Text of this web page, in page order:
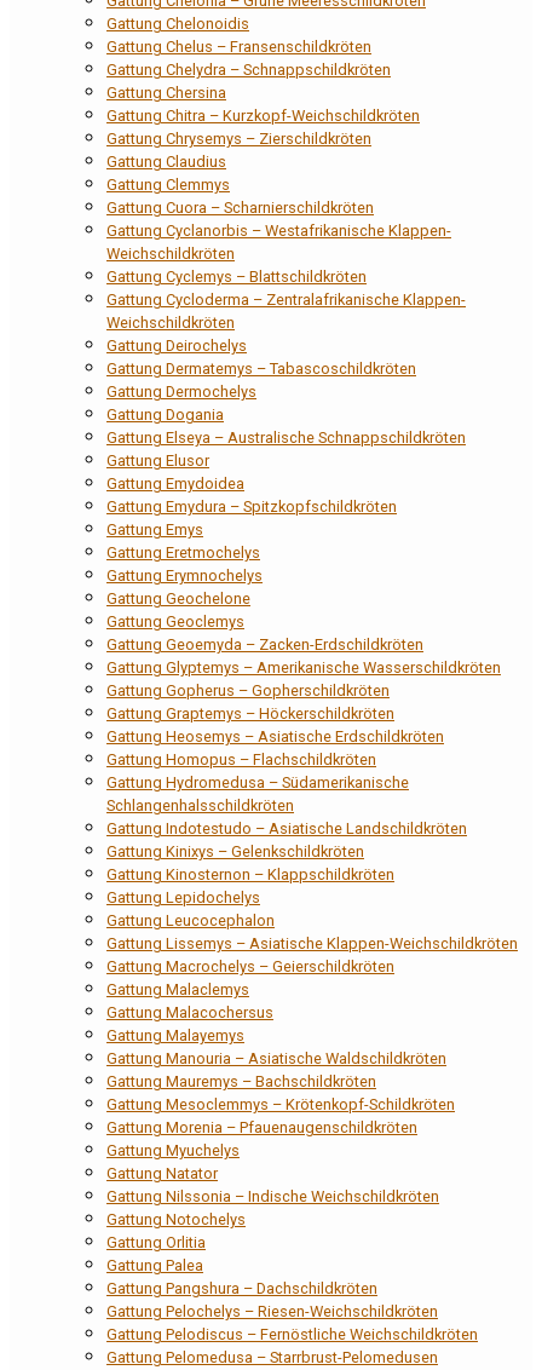
Gattung Chelonoidis
Gattung Chelus – Fransenschildkröten
Gattung Chelydra – Schnappschildkröten
Gattung Chersina
Gattung Chitra – Kurzkopf-Weichschildkröten
Gattung Chrysemys – Zierschildkröten
Gattung Claudius
Gattung Clemmys
Gattung Cuora – Scharnierschildkröten
Gattung Cyclanorbis – Westafrikanische Klappen-
Weichschildkröten
Gattung Cyclemys – Blattschildkröten
Gattung Cycloderma – Zentralafrikanische Klappen-
Weichschildkröten
Gattung Deirochelys
Gattung Dermatemys – Tabascoschildkröten
Gattung Dermochelys
Gattung Dogania
Gattung Elseya – Australische Schnappschildkröten
Gattung Elusor
Gattung Emydoidea
Gattung Emydura – Spitzkopfschildkröten
Gattung Emys
Gattung Eretmochelys
Gattung Erymnochelys
Gattung Geochelone
Gattung Geoclemys
Gattung Geoemyda – Zacken-Erdschildkröten
Gattung Glyptemys – Amerikanische Wasserschildkröten
Gattung Gopherus – Gopherschildkröten
Gattung Graptemys – Höckerschildkröten
Gattung Heosemys – Asiatische Erdschildkröten
Gattung Homopus – Flachschildkröten
Gattung Hydromedusa – Südamerikanische
Schlangenhalsschildkröten
Gattung Indotestudo – Asiatische Landschildkröten
Gattung Kinixys – Gelenkschildkröten
Gattung Kinosternon – Klappschildkröten
Gattung Lepidochelys
Gattung Leucocephalon
Gattung Lissemys – Asiatische Klappen-Weichschildkröten
Gattung Macrochelys – Geierschildkröten
Gattung Malaclemys
Gattung Malacochersus
Gattung Malayemys
Gattung Manouria – Asiatische Waldschildkröten
Gattung Mauremys – Bachschildkröten
Gattung Mesoclemmys – Krötenkopf-Schildkröten
Gattung Morenia – Pfauenaugenschildkröten
Gattung Myuchelys
Gattung Natator
Gattung Nilssonia – Indische Weichschildkröten
Gattung Notochelys
Gattung Orlitia
Gattung Palea
Gattung Pangshura – Dachschildkröten
Gattung Pelochelys – Riesen-Weichschildkröten
Gattung Pelodiscus – Fernöstliche Weichschildkröten
Gattung Pelomedusa – Starrbrust-Pelomedusen